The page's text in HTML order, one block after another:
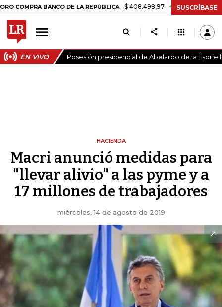
BANCO DE LA REPÚBLICA $ 408.498,97 +$ 8.753,81 +2,19%
SUSCRÍBASE
EN VIVO Posesión presidencial de Abelardo de la
HACIENDA
Macri anunció medidas para
"llevar alivio" a las pyme y a
17 millones de trabajadores
miércoles, 14 de agosto de 2019